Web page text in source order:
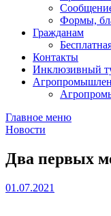
Формы,
Гражданам
Контакты
Инклюзивный
Главное меню
Новости
Два первых
01.07.2021